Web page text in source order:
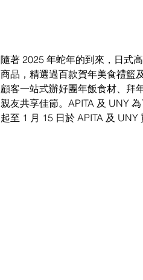
隨著 2025 年蛇年的到來，日式
商品，精選過百款賀年美食禮籃
顧客一站式辦好團年飯食材、拜
親友共享佳節。APITA 及 UNY
起至 1 月 15 日於 APITA 及